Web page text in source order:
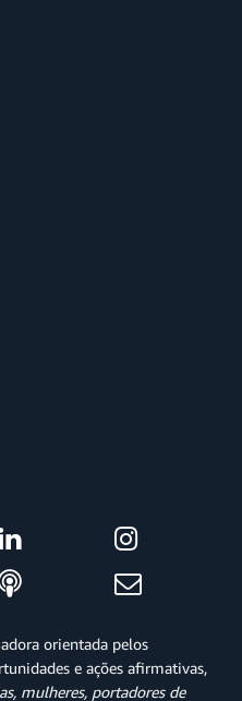
orientada pelos
e ações afirmativas,
mulheres, portadores de